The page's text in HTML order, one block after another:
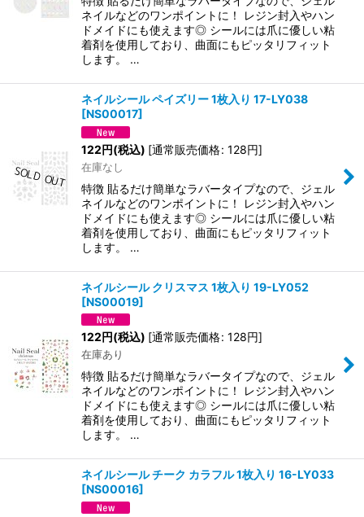
ネイルなどのワンポイントに！ レジン封入やハン
ドメイドにも使えます◎ シールには爪に優しい粘
着剤を使用しており、曲面にもピッタリフィット
します。 …
ネイルシール ペイズリー 1枚入り 17-LY038
[NS00017]
122円(税込) [通常販売価格: 128円]
在庫なし
特徴 貼るだけ簡単なラバータイプなので、ジェル
ネイルなどのワンポイントに！ レジン封入やハン
ドメイドにも使えます◎ シールには爪に優しい粘
着剤を使用しており、曲面にもピッタリフィット
します。 …
ネイルシール クリスマス 1枚入り 19-LY052
[NS00019]
122円(税込) [通常販売価格: 128円]
在庫あり
特徴 貼るだけ簡単なラバータイプなので、ジェル
ネイルなどのワンポイントに！ レジン封入やハン
ドメイドにも使えます◎ シールには爪に優しい粘
着剤を使用しており、曲面にもピッタリフィット
します。 …
ネイルシール チーク カラフル 1枚入り 16-LY033
[NS00016]